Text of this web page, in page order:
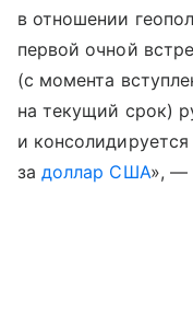
в отношении
первой очной
(с момента
на текущий срок)
и
задоллар США», —